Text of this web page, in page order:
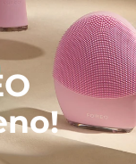
Profilo utente
dispositivi
I miei ordini
I miei indirizzi
繁體中文